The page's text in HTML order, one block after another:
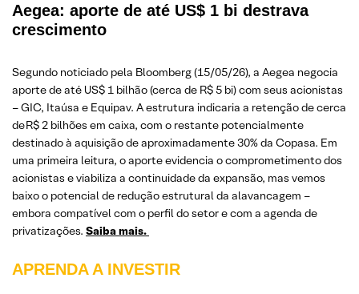
Aegea: aporte de até US$ 1 bi destrava
crescimento
Segundo noticiado pela Bloomberg (15/05/26), a Aegea negocia
aporte de até US$ 1 bilhão (cerca de R$ 5 bi) com seus acionistas
– GIC, Itaúsa e Equipav. A estrutura indicaria a retenção de cerca
de R$ 2 bilhões em caixa, com o restante potencialmente
destinado à aquisição de aproximadamente 30% da Copasa. Em
uma primeira leitura, o aporte evidencia o comprometimento dos
acionistas e viabiliza a continuidade da expansão, mas vemos
baixo o potencial de redução estrutural da alavancagem –
embora compatível com o perfil do setor e com a agenda de
privatizações. Saiba mais.
APRENDA A INVESTIR